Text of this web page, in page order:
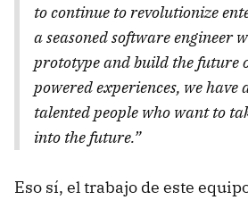
to continue to revolutionize
a seasoned software engineer
prototype and build the future
powered experiences, we have
talented people who want to
into the future.”
Eso sí, el trabajo de este